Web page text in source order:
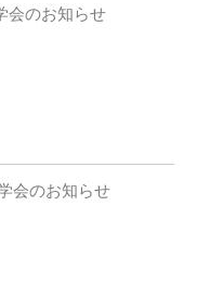
会のお知らせ
会のお知らせ